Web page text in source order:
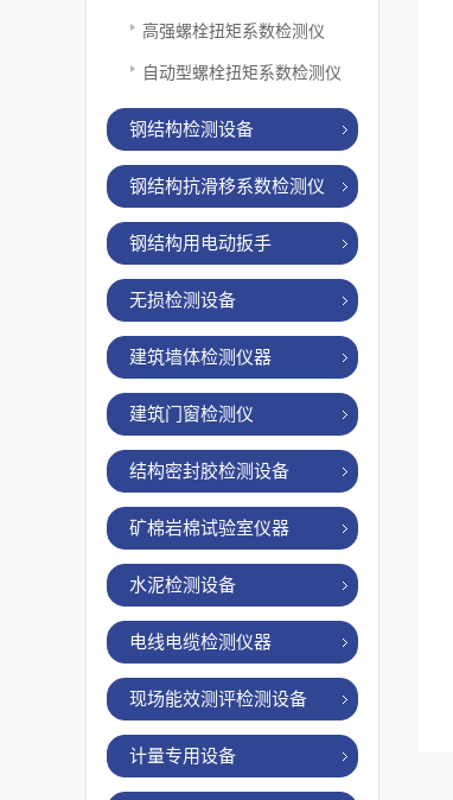
高强螺栓扭矩系数检测仪
自动型螺栓扭矩系数检测仪
钢结构检测设备
钢结构抗滑移系数检测仪
钢结构用电动扳手
无损检测设备
建筑墙体检测仪器
建筑门窗检测仪
结构密封胶检测设备
矿棉岩棉试验室仪器
水泥检测设备
电线电缆检测仪器
现场能效测评检测设备
计量专用设备